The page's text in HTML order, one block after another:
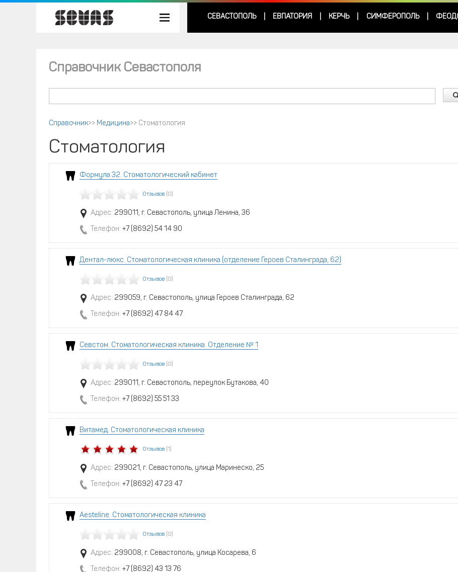
СЕВАСТОПОЛЬ ЕВПАТОРИЯ КЕРЧЬ СИМФЕРОПОЛЬ
Справочник Севастополя
Справочник>> Медицина>> Стоматология
Стоматология
Формула 32. Стоматологический кабинет
Отзывов (0)
Адрес: 299011, г. Севастополь, улица Ленина, 36
Телефон: +7 (8692) 54 14 90
Дентал-люкс. Стоматологическая клиника (отделение Героев Сталинграда, 62)
Отзывов (0)
Адрес: 299059, г. Севастополь, улица Героев Сталинграда, 62
Телефон: +7 (8692) 47 84 47
Севстом. Стоматологическая клиника. Отделение № 1
Отзывов (0)
Адрес: 299011, г. Севастополь, переулок Бутакова, 40
Телефон: +7 (8692) 55 51 33
Витамед. Стоматологическая клиника
Отзывов (1)
Адрес: 299021, г. Севастополь, улица Маринеско, 25
Телефон: +7 (8692) 47 23 47
Аesteline. Стоматологическая клиника
Отзывов (0)
Адрес: 299008, г. Севастополь, улица Косарева, 6
Телефон: +7 (8692) 43 13 76